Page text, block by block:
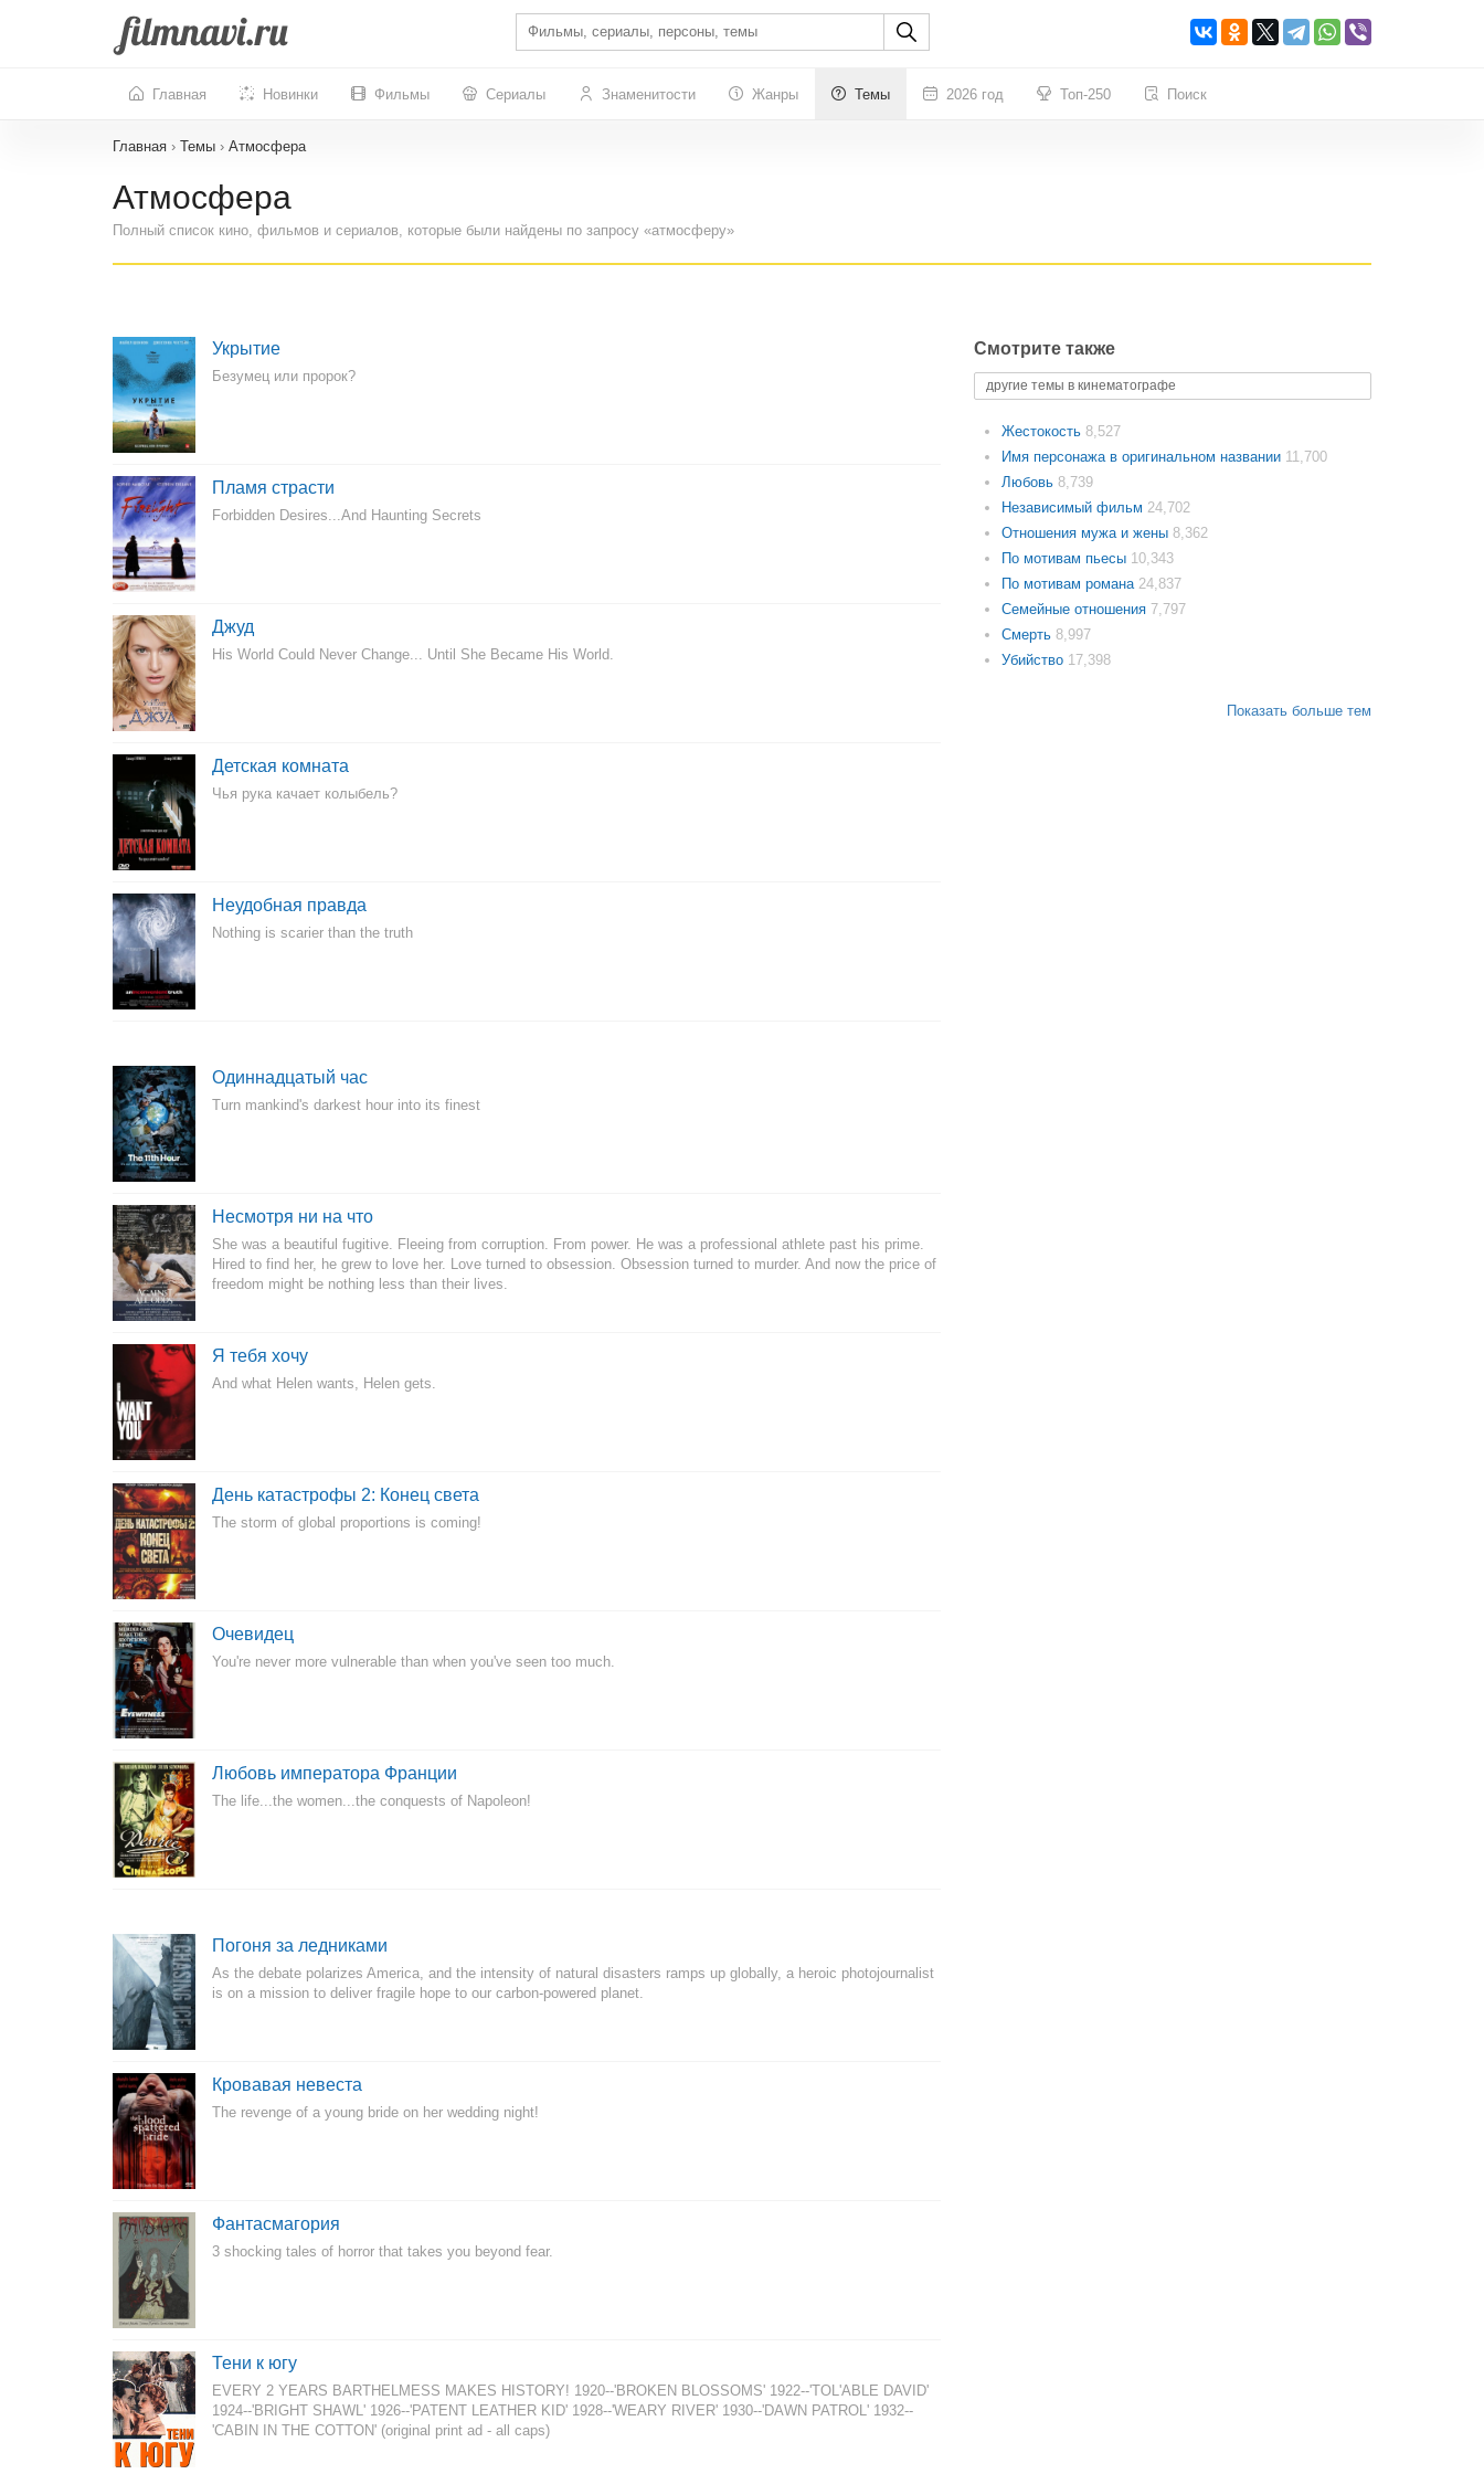
Главная Новинки Фильмы Сериалы Знаменитости Жанры Темы 2026 год Топ-250 Поиск
Главная › Темы › Атмосфера
Атмосфера
Полный список кино, фильмов и сериалов, которые были найдены по запросу «атмосферу»
Укрытие
Безумец или пророк?
Пламя страсти
Forbidden Desires...And Haunting Secrets
Джуд
His World Could Never Change... Until She Became His World.
Детская комната
Чья рука качает колыбель?
Неудобная правда
Nothing is scarier than the truth
Одиннадцатый час
Turn mankind's darkest hour into its finest
Несмотря ни на что
She was a beautiful fugitive. Fleeing from corruption. From power. He was a professional athlete past his prime.
Hired to find her, he grew to love her. Love turned to obsession. Obsession turned to murder. And now the price of
freedom might be nothing less than their lives.
Я тебя хочу
And what Helen wants, Helen gets.
День катастрофы 2: Конец света
The storm of global proportions is coming!
Очевидец
You're never more vulnerable than when you've seen too much.
Любовь императора Франции
The life...the women...the conquests of Napoleon!
Погоня за ледниками
As the debate polarizes America, and the intensity of natural disasters ramps up globally, a heroic photojournalist
is on a mission to deliver fragile hope to our carbon-powered planet.
Кровавая невеста
The revenge of a young bride on her wedding night!
Фантасмагория
3 shocking tales of horror that takes you beyond fear.
Тени к югу
EVERY 2 YEARS BARTHELMESS MAKES HISTORY! 1920--'BROKEN BLOSSOMS' 1922--'TOL'ABLE DAVID'
1924--'BRIGHT SHAWL' 1926--'PATENT LEATHER KID' 1928--'WEARY RIVER' 1930--'DAWN PATROL' 1932--
'CABIN IN THE COTTON' (original print ad - all caps)
Смотрите также
другие темы в кинематографе
Жестокость 8,527
Имя персонажа в оригинальном названии 11,700
Любовь 8,739
Независимый фильм 24,702
Отношения мужа и жены 8,362
По мотивам пьесы 10,343
По мотивам романа 24,837
Семейные отношения 7,797
Смерть 8,997
Убийство 17,398
Показать больше тем